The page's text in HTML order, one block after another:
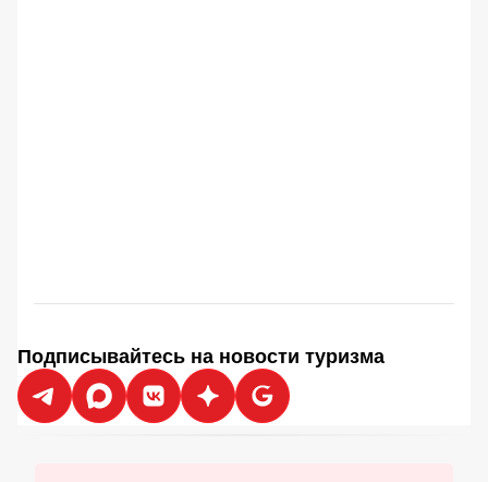
Подписывайтесь на новости туризма